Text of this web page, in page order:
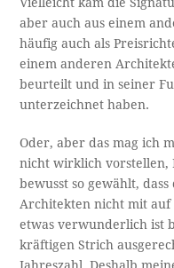
aber auch aus einem
häufig auch als
einem anderen
beurteilt und in seiner
unterzeichnet haben.
Oder, aber das mag ich
nicht wirklich vorstellen,
bewusst so gewählt,
Architekten nicht mit auf
etwas verwunderlich ist
kräftigen Strich
Jahreszahl. Deshalb